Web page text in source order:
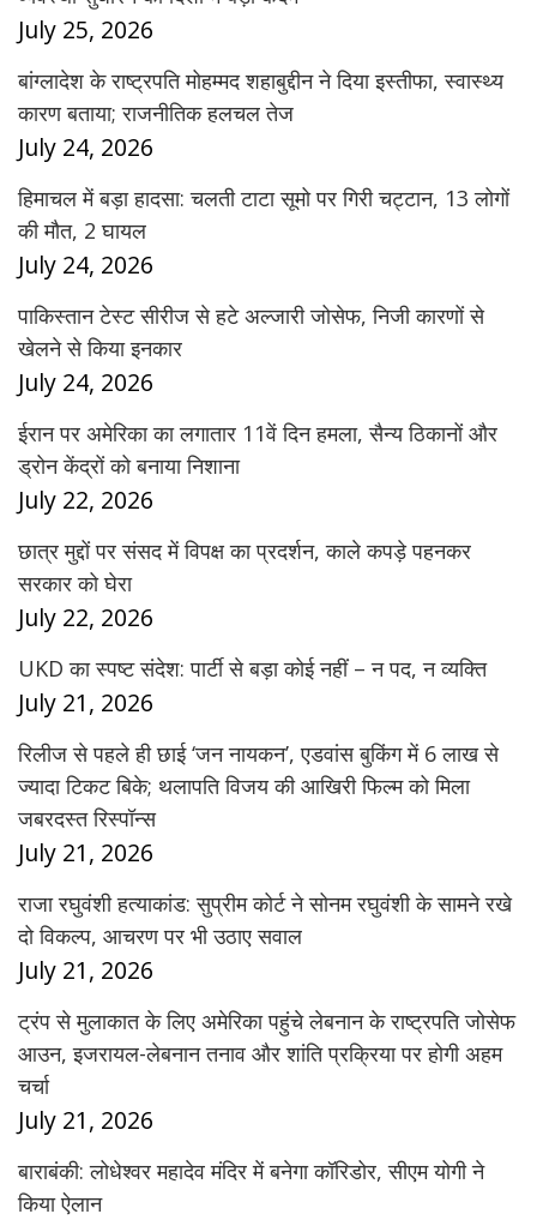
July 25, 2026
बांग्लादेश के राष्ट्रपति मोहम्मद शहाबुद्दीन ने दिया इस्तीफा, स्वास्थ्य
कारण बताया; राजनीतिक हलचल तेज
July 24, 2026
हिमाचल में बड़ा हादसा: चलती टाटा सूमो पर गिरी चट्टान, 13 लोगों
की मौत, 2 घायल
July 24, 2026
पाकिस्तान टेस्ट सीरीज से हटे अल्जारी जोसेफ, निजी कारणों से
खेलने से किया इनकार
July 24, 2026
ईरान पर अमेरिका का लगातार 11वें दिन हमला, सैन्य ठिकानों और
ड्रोन केंद्रों को बनाया निशाना
July 22, 2026
छात्र मुद्दों पर संसद में विपक्ष का प्रदर्शन, काले कपड़े पहनकर
सरकार को घेरा
July 22, 2026
UKD का स्पष्ट संदेश: पार्टी से बड़ा कोई नहीं – न पद, न व्यक्ति
July 21, 2026
रिलीज से पहले ही छाई ‘जन नायकन’, एडवांस बुकिंग में 6 लाख से
ज्यादा टिकट बिके; थलापति विजय की आखिरी फिल्म को मिला
जबरदस्त रिस्पॉन्स
July 21, 2026
राजा रघुवंशी हत्याकांड: सुप्रीम कोर्ट ने सोनम रघुवंशी के सामने रखे
दो विकल्प, आचरण पर भी उठाए सवाल
July 21, 2026
ट्रंप से मुलाकात के लिए अमेरिका पहुंचे लेबनान के राष्ट्रपति जोसेफ
आउन, इजरायल-लेबनान तनाव और शांति प्रक्रिया पर होगी अहम
चर्चा
July 21, 2026
बाराबंकी: लोधेश्वर महादेव मंदिर में बनेगा कॉरिडोर, सीएम योगी ने
किया ऐलान